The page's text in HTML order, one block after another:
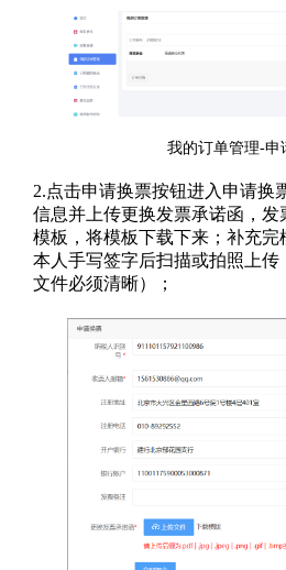
我的订单管理-申
2.点击申请换票按钮进入申请换
信息并上传更换发票承诺函，发
模板，将模板下载下来；补充
本人手写签字后扫描或拍照上
文件必须清晰）；